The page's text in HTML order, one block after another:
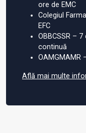
ore de EMC
Colegiul
EFC
OBBCSSR –
continuă
OAMGMAMR
Află mai multe